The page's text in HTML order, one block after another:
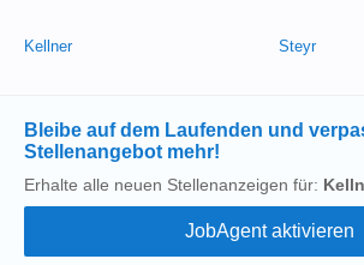
Kellner Steyr
Bleibe auf dem Laufenden und
Stellenangebot mehr!
Erhalte alle neuen Stellenanzeigen für: